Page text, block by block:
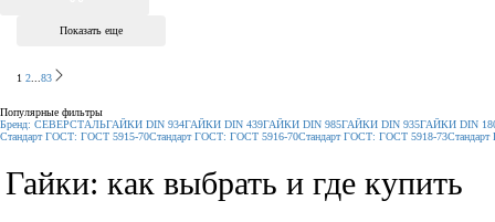
Показать еще
1 2 83
Популярные фильтры
Бренд: СЕВЕРСТАЛЬГАЙКИ DIN 934ГАЙКИ DIN 439ГАЙКИ DIN 985ГАЙКИ DIN 935ГАЙКИ DIN
Стандарт ГОСТ: ГОСТ 5915-70Стандарт ГОСТ: ГОСТ 5916-70Стандарт ГОСТ: ГОСТ 5918-73
Гайки: как выбрать и где купить